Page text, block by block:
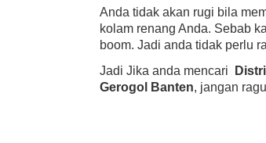
Anda tidak akan rugi bila
kolam renang Anda. Sebab
boom. Jadi anda tidak perlu
Jadi Jika anda mencari
Gerogol Banten, jangan